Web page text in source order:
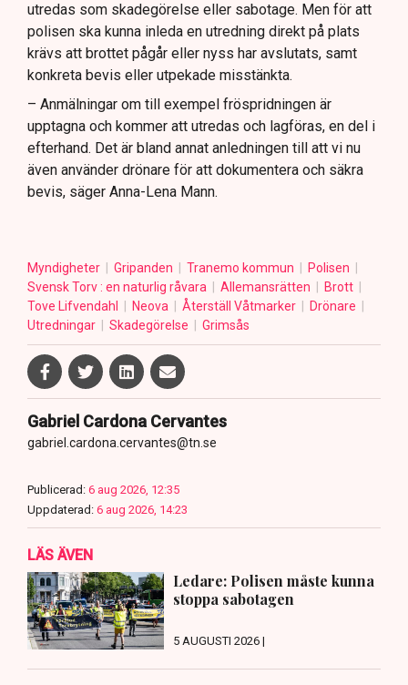
utredas som skadegörelse eller sabotage. Men för att
polisen ska kunna inleda en utredning direkt på plats
krävs att brottet pågår eller nyss har avslutats, samt
konkreta bevis eller utpekade misstänkta.
– Anmälningar om till exempel fröspridningen är
upptagna och kommer att utredas och lagföras, en del i
efterhand. Det är bland annat anledningen till att vi nu
även använder drönare för att dokumentera och säkra
bevis, säger Anna-Lena Mann.
Myndigheter Gripanden Tranemo kommun
Polisen
Svensk Torv : en naturlig råvara
Allemansrätten
Brott
Tove Lifvendahl
Neova Återställ Våtmarker
Drönare
Utredningar
Skadegörelse Grimsås
Gabriel Cardona Cervantes
gabriel.cardona.cervantes@tn.se
Publicerad: 6 aug 2026, 12:35
Uppdaterad: 6 aug 2026, 14:23
LÄS ÄVEN
Ledare: Polisen måste kunna
stoppa sabotagen
5 AUGUSTI 2026 |